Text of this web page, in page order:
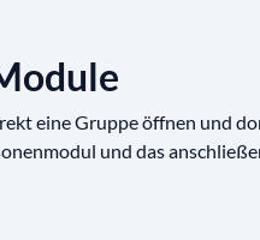
eine Gruppe öffnen und
und das